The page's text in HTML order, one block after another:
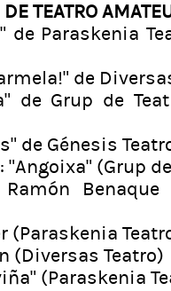
TEATRO
de Paraskenia
de
de Grup de
de Génesis
(Grup
Benaque
(Paraskenia
(Diversas Teatro)
(Paraskenia